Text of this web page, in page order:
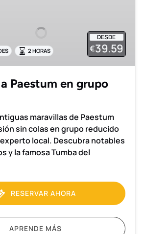
DESDE
€39.59
2 HORAS
Paestum en grupo
maravillas de Paestum
sin colas en grupo reducido
local. Descubra notables
y la famosa Tumba del
RESERVAR AHORA
APRENDE MÁS